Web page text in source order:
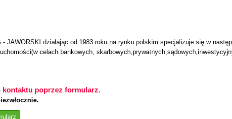
- JAWORSKI działając od 1983 roku na rynku polskim specjalizuje się w
celach bankowych,
kontaktu poprzez formularz.